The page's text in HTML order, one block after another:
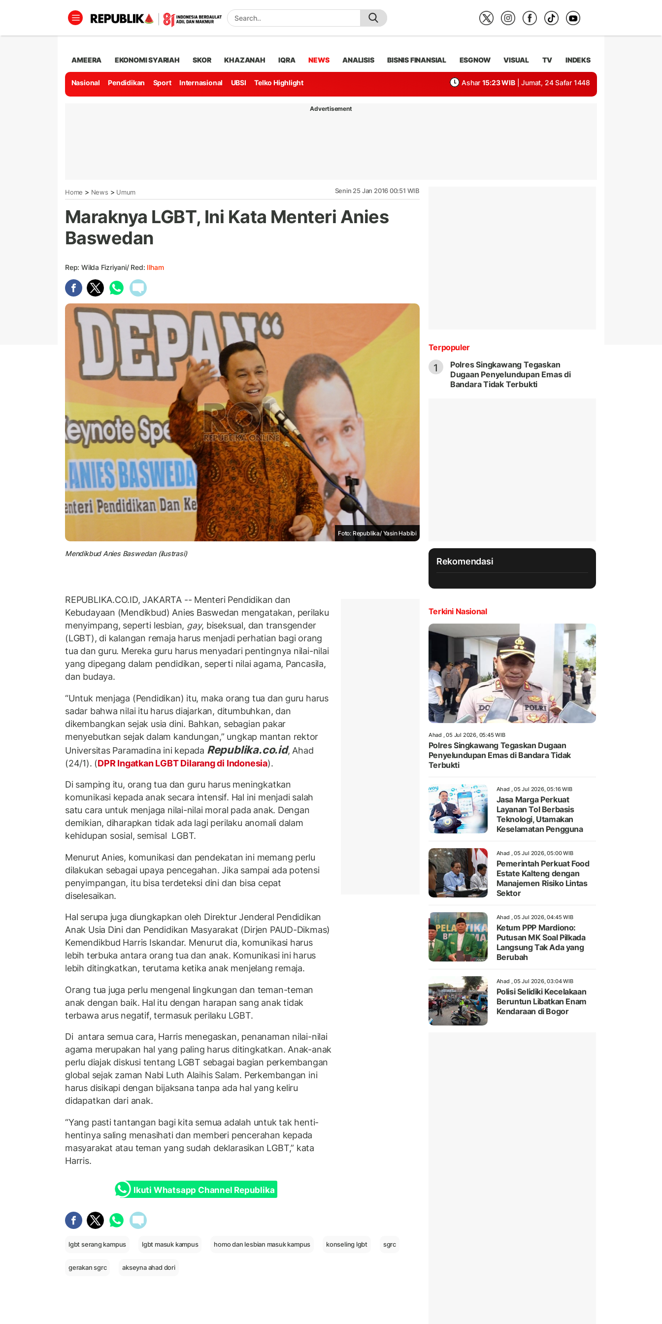
AMEERA EKONOMI SYARIAH SKOR KHAZANAH IQRA NEWS ANALISIS BISNIS FINANSIAL ESGNOW VISUAL TV INDEKS
Nasional Pendidikan Sport Internasional UBSI Telko Highlight Ashar 15:23 WIB | Jumat, 24 Safar 1448
Advertisement
Home > News > Umum Senin 25 Jan 2016 00:51 WIB
Maraknya LGBT, Ini Kata Menteri Anies
Baswedan
Rep: Wilda Fizriyani/ Red: Ilham
Foto: Republika/ Yasin Habibi
Mendikbud Anies Baswedan (ilustrasi)
REPUBLIKA.CO.ID, JAKARTA -- Menteri Pendidikan dan
Kebudayaan (Mendikbud) Anies Baswedan mengatakan, perilaku
menyimpang, seperti lesbian, gay, biseksual, dan transgender
(LGBT), di kalangan remaja harus menjadi perhatian bagi orang
tua dan guru. Mereka guru harus menyadari pentingnya nilai-nilai
yang dipegang dalam pendidikan, seperti nilai agama, Pancasila,
dan budaya.
“Untuk menjaga (Pendidikan) itu, maka orang tua dan guru harus
sadar bahwa nilai itu harus diajarkan, ditumbuhkan, dan
dikembangkan sejak usia dini. Bahkan, sebagian pakar
menyebutkan sejak dalam kandungan,” ungkap mantan rektor
Universitas Paramadina ini kepada Republika.co.id, Ahad
(24/1). (DPR Ingatkan LGBT Dilarang di Indonesia).
Di samping itu, orang tua dan guru harus meningkatkan
komunikasi kepada anak secara intensif. Hal ini menjadi salah
satu cara untuk menjaga nilai-nilai moral pada anak. Dengan
demikian, diharapkan tidak ada lagi perilaku anomali dalam
kehidupan sosial, semisal LGBT.
Menurut Anies, komunikasi dan pendekatan ini memang perlu
dilakukan sebagai upaya pencegahan. Jika sampai ada potensi
penyimpangan, itu bisa terdeteksi dini dan bisa cepat
diselesaikan.
Hal serupa juga diungkapkan oleh Direktur Jenderal Pendidikan
Anak Usia Dini dan Pendidikan Masyarakat (Dirjen PAUD-Dikmas)
Kemendikbud Harris Iskandar. Menurut dia, komunikasi harus
lebih terbuka antara orang tua dan anak. Komunikasi ini harus
lebih ditingkatkan, terutama ketika anak menjelang remaja.
Orang tua juga perlu mengenal lingkungan dan teman-teman
anak dengan baik. Hal itu dengan harapan sang anak tidak
terbawa arus negatif, termasuk perilaku LGBT.
Di antara semua cara, Harris menegaskan, penanaman nilai-nilai
agama merupakan hal yang paling harus ditingkatkan. Anak-anak
perlu diajak diskusi tentang LGBT sebagai bagian perkembangan
global sejak zaman Nabi Luth Alaihis Salam. Perkembangan ini
harus disikapi dengan bijaksana tanpa ada hal yang keliru
didapatkan dari anak.
“Yang pasti tantangan bagi kita semua adalah untuk tak henti-
hentinya saling menasihati dan memberi pencerahan kepada
masyarakat atau teman yang sudah deklarasikan LGBT,” kata
Harris.
Ikuti Whatsapp Channel Republika
lgbt serang kampus lgbt masuk kampus homo dan lesbian masuk kampus konseling lgbt sgrc
gerakan sgrc akseyna ahad dori
Terpopuler
1
Polres Singkawang Tegaskan
Dugaan Penyelundupan Emas di
Bandara Tidak Terbukti
Rekomendasi
Terkini Nasional
Ahad , 05 Jul 2026, 05:45 WIB
Polres Singkawang Tegaskan Dugaan
Penyelundupan Emas di Bandara Tidak
Terbukti
Ahad , 05 Jul 2026, 05:16 WIB
Jasa Marga Perkuat
Layanan Tol Berbasis
Teknologi, Utamakan
Keselamatan Pengguna
Ahad , 05 Jul 2026, 05:00 WIB
Pemerintah Perkuat Food
Estate Kalteng dengan
Manajemen Risiko Lintas
Sektor
Ahad , 05 Jul 2026, 04:45 WIB
Ketum PPP Mardiono:
Putusan MK Soal Pilkada
Langsung Tak Ada yang
Berubah
Ahad , 05 Jul 2026, 03:04 WIB
Polisi Selidiki Kecelakaan
Beruntun Libatkan Enam
Kendaraan di Bogor